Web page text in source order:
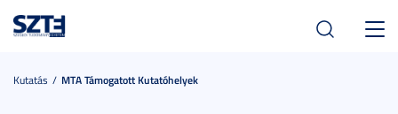
Kutatás MTA Támogatott Kutatóhelyek